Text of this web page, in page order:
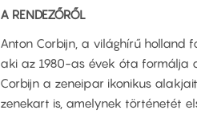
A RENDEZŐRŐL
Anton Corbijn, a világhírű holland
aki az 1980-as évek óta formálja
Corbijn a zeneipar ikonikus
zenekart is, amelynek történetét